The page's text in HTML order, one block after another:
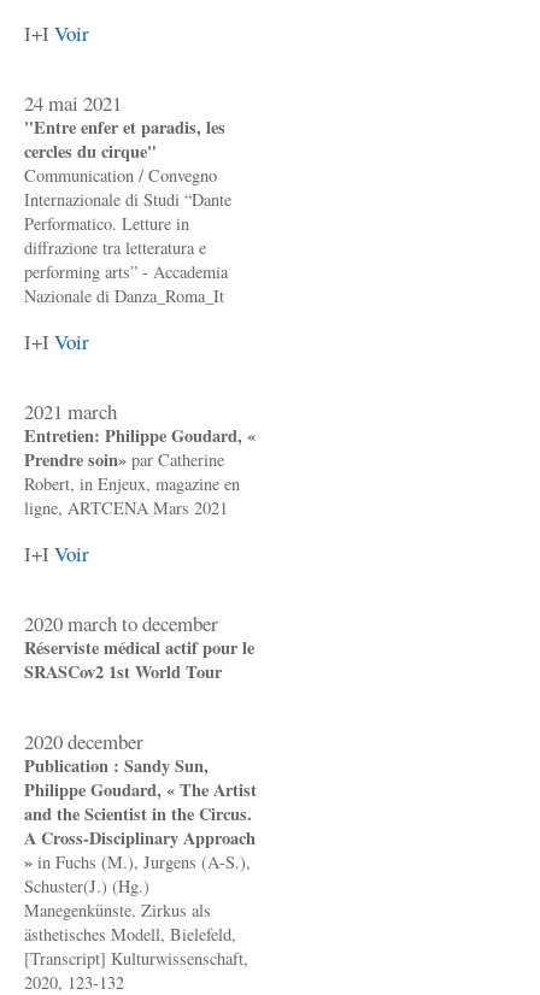
I+I Voir
24 mai 2021
"Entre enfer et paradis, les
cercles du cirque"
Communication / Convegno
Internazionale di Studi “Dante
Performatico. Letture in
diffrazione tra letteratura e
performing arts” - Accademia
Nazionale di Danza_Roma_It
I+I Voir
2021 march
Entretien: Philippe Goudard, «
Prendre soin» par Catherine
Robert, in Enjeux, magazine en
ligne, ARTCENA Mars 2021
I+I Voir
2020 march to december
Réserviste médical actif pour le
SRASCov2 1st World Tour
2020 december
Publication : Sandy Sun,
Philippe Goudard, « The Artist
and the Scientist in the Circus.
A Cross-Disciplinary Approach
» in Fuchs (M.), Jurgens (A-S.),
Schuster(J.) (Hg.)
Manegenkünste. Zirkus als
ästhetisches Modell, Bielefeld,
[Transcript] Kulturwissenschaft,
2020, 123-132